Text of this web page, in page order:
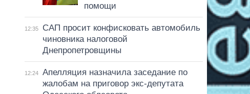
помощи
12:35
САП просит конфисковать автомобиль
чиновника налоговой
Днепропетровщины
12:24
Апелляция назначила заседание по
жалобам на приговор экс-депутата